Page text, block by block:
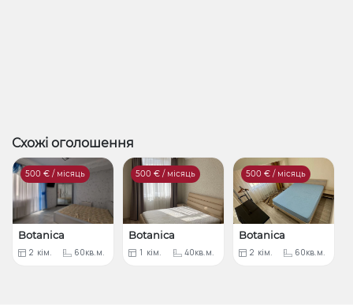
Схожі оголошення
500 € / місяць
Botanica
2 кім. 60кв.м.
500 € / місяць
Botanica
1 кім. 40кв.м.
500 € / місяць
Botanica
2 кім. 60кв.м.